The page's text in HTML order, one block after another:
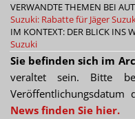
VERWANDTE THEMEN BEI
Suzuki: Rabatte für Jäger
IM KONTEXT: DER BLICK INS
Suzuki
Sie befinden sich im
veraltet sein. Bitte
News finden Sie hier.